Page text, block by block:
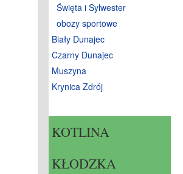
Święta i Sylwester
obozy sportowe
Biały Dunajec
Czarny Dunajec
Muszyna
Krynica Zdrój
KOTLINA
KŁODZKA